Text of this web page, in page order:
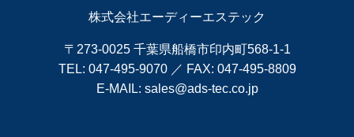
株式会社エーディーエステック
〒273-0025 千葉県船橋市印内町568-1-1
TEL: 047-495-9070／ FAX: 047-495-8809
E-MAIL: sales@ads-tec.co.jp